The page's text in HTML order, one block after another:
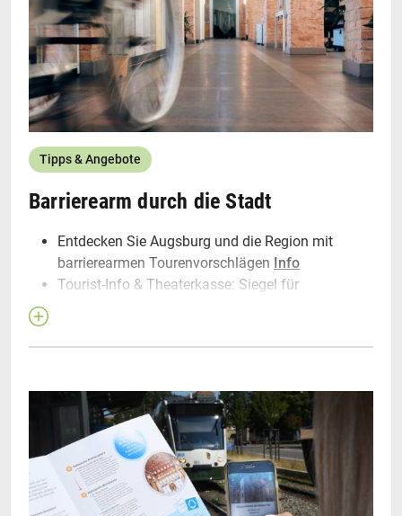
Tipps & Angebote
Barrierearm durch die Stadt
Entdecken Sie Augsburg und die Region mit
barrierearmen Tourenvorschlägen Info
Tourist-Info & Theaterkasse: Siegel für
Christkindlesmarkt Augsburg: Barrierefreier
Barrierefreier StadtplanWebsite